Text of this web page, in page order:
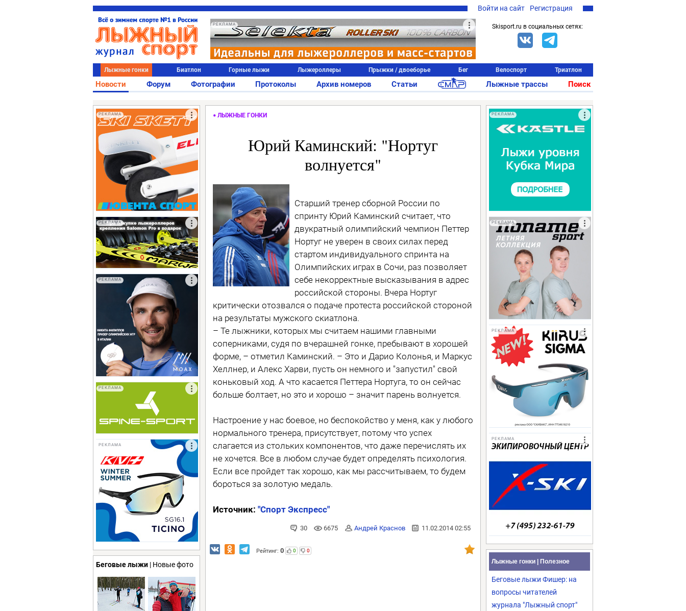
Войти на сайт Регистрация
РЕКЛАМА Skisport.ru в социальных сетях:
Лыжные гонки Биатлон Горные лыжи Лыжероллеры Прыжки / двоеборье Бег Велоспорт Триатлон
Новости Форум Фотографии Протоколы Архив номеров Статьи Лыжные трассы Поиск
РЕКЛАМА
РЕКЛАМА
РЕКЛАМА
РЕКЛАМА
РЕКЛАМА
Беговые лыжи | Новые фото
ЛЫЖНЫЕ ГОНКИ
Юрий Каминский: "Нортуг
волнуется"
Старший тренер сборной России по
спринту Юрий Каминский считает, что
двукратный олимпийский чемпион Петтер
Нортуг не уверен в своих силах перед
стартом индивидуального спринта на
Олимпийских играх в Сочи, раз позволяет
себе некорректные высказывания в адрес
российской стороны. Вчера Нортуг
критически отозвался о подаче протеста российской стороной
на результаты мужского скиатлона.
– Те лыжники, которых мы считаем нашими главными
соперниками, судя по вчерашней гонке, пребывают в хорошей
форме, – отметил Каминский. – Это и Дарио Колонья, и Маркус
Хеллнер, и Алекс Харви, пусть он немного и "запустил" свой
коньковый ход. А что касается Петтера Нортуга, то он сейчас
больше болтает, но это и хорошо – значит парень волнуется.
Настроение у нас боевое, но беспокойство у меня, как у любого
нормального тренера, присутствует, потому что успех
слагается из стольких компонентов, что даже перечислять их
не хочется. Все в любом случае будет определять психология.
Если все пройдет так хорошо, как мы рассчитываем, то будем
бороться за золотую медаль.
Источник: "Спорт Экспресс"
30 6675 Андрей Краснов 11.02.2014 02:55
Рейтинг: 0 0 0
РЕКЛАМА
РЕКЛАМА
РЕКЛАМА
РЕКЛАМА
Лыжные гонки | Полезное
Беговые лыжи Фишер: на
вопросы читателей
журнала "Лыжный спорт"